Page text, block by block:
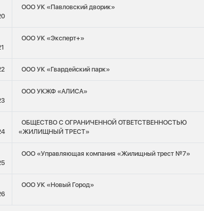
ООО УК «Павловский дворик»
ООО УК «Эксперт+»
ООО УК «Гвардейский парк»
ООО УКЖФ «АЛИСА»
ОБЩЕСТВО С ОГРАНИЧЕННОЙ ОТВЕТСТВЕННОСТЬЮ
«ЖИЛИЩНЫЙ ТРЕСТ»
ООО «Управляющая компания «Жилищный трест №7»
ООО УК «Новый Город»